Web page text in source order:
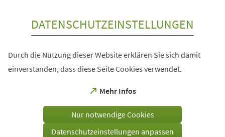
DATENSCHUTZEINSTELLUNGEN
Durch die Nutzung dieser Website erklären Sie sich damit
einverstanden, dass diese Seite Cookies verwendet.
Mehr Infos
(Öffnet
einem
Tab)
Nur notwendige Cookies
Datenschutzeinstellungen anpassen